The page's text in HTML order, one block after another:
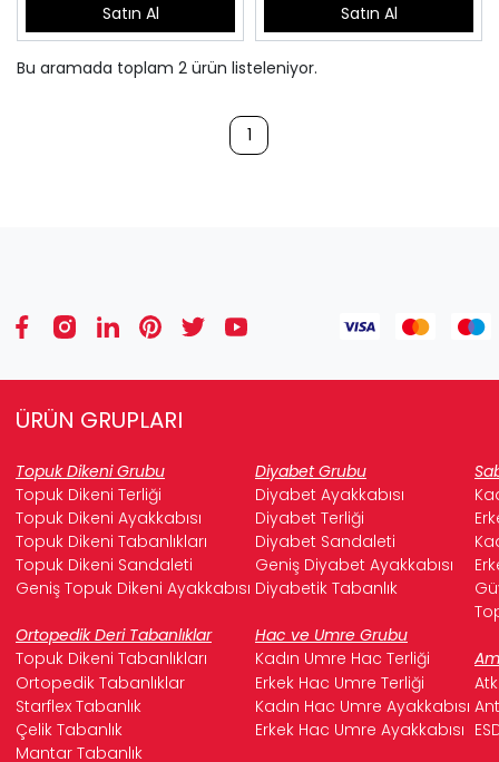
Satın Al Satın Al
Bu aramada toplam 2 ürün listeleniyor.
1
ÜRÜN GRUPLARI
Topuk Dikeni Grubu Diyabet Grubu
Topuk Dikeni Terliği
Diyabet Ayakkabısı
Topuk Dikeni Ayakkabısı
Diyabet Terliği
Topuk Dikeni Tabanlıkları
Diyabet Sandaleti
Topuk Dikeni Sandaleti
Geniş Diyabet Ayakkabısı
Geniş Topuk Dikeni Ayakkabısı Diyabetik Tabanlık
Ortopedik Deri Tabanlıklar
Hac ve Umre Grubu
Topuk Dikeni Tabanlıkları
Kadın Umre Hac Terliği
Ortopedik Tabanlıklar
Erkek Hac Umre Terliği
Starflex Tabanlık
Kadın Hac Umre Ayakkabısı
Çelik Tabanlık
Erkek Hac Umre Ayakkabısı
Mantar Tabanlık